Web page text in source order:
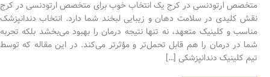
متخصص ارتودنسی در کرج یک انتخاب خوب برای متخصص ارتودنسی در کرج
نقش کلیدی در سلامت دهان و زیبایی لبخند شما دارد. انتخاب دندانپزشک
مناسب و کلینیک متعهد، نه تنها نتیجه درمان را بهبود می‌بخشد بلکه تجربه
شما در درمان را هم قابل تحمل‌تر و مؤثرتر می‌کند. در این مقاله که توسط
تیم کلینیک دندانپزشکی […]